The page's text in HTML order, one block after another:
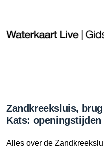
Zandkreeksluis,
Kats:
Alles over de